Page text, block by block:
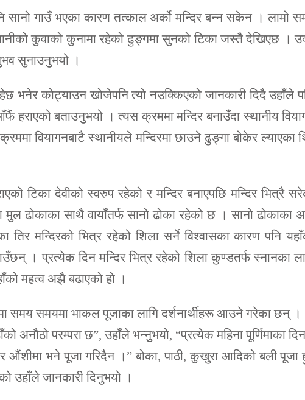
सानो गाउँ भएका कारण तत्काल अर्को मन्दिर बन्न सकेन । लामो
कुवाको कुनामा रहेको ढुङ्गमा सुनको टिका जस्तै देखिएछ ।
सुनाउनुुभयो ।
भनेर कोट्याउन खोजेपनि त्यो नउक्किएको जानकारी दिदै उहाँले
हराएको बताउनुुभयो । त्यस क्रममा मन्दिर बनाउँदा स्थानीय
वियागनबाटै स्थानीयले मन्दिरमा छाउने ढुङ्गा बोकेर ल्याएका
टिका देवीको स्वरुप रहेको र मन्दिर बनाएपछि मन्दिर भित्रै
मुल ढोकाका साथै वायाँतर्फ सानो ढोका रहेको छ । सानो ढोकाका
मन्दिरको भित्र रहेको शिला सर्ने विश्वासका कारण पनि
। प्रत्येक दिन मन्दिर भित्र रहेको शिला कुण्डतर्फ स्नानका
महत्व अझै बढाएको हो ।
समय समयमा भाकल पूजाका लागि दर्शनार्थीहरू आउने गरेका छन् ।
अनौठो परम्परा छ”, उहाँले भन्नुुभयो, “प्रत्येक महिना पूर्णिमाका
औंशीमा भने पूजा गरिदैन ।” बोका, पाठी, कुखुरा आदिको बली पूजा
उहाँले जानकारी दिनुुभयो ।